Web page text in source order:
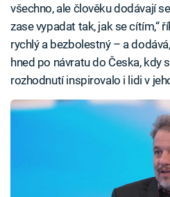
všechno, ale člověku dodávají
zase vypadat tak, jak se cítím,“
rychlý a bezbolestný – a
hned po návratu do Česka, kdy
rozhodnutí inspirovalo i lidi v